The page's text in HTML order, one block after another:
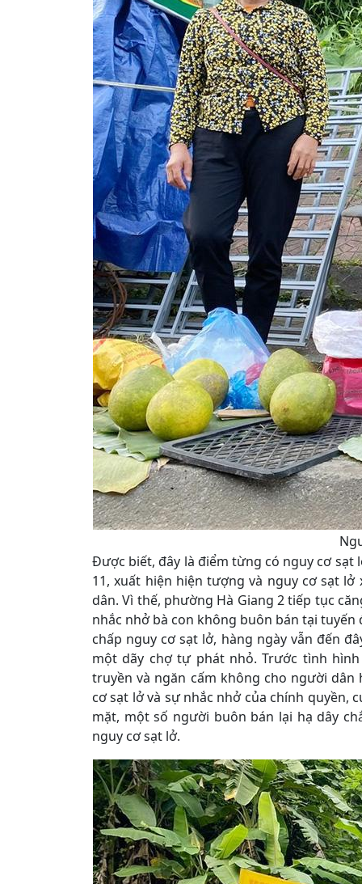
Được biết, đây là điểm từng có nguy cơ sạt
11, xuất hiện hiện tượng và nguy cơ sạt
dân. Vì thế, phường Hà Giang 2 tiếp tục
nhắc nhở bà con không buôn bán tại
chấp nguy cơ sạt lở, hàng ngày vẫn đến
một dãy chợ tự phát nhỏ. Trước tình
truyền và ngăn cấm không cho người
cơ sạt lở và sự nhắc nhở của chính
mặt, một số người buôn bán lại hạ dây
nguy cơ sạt lở.